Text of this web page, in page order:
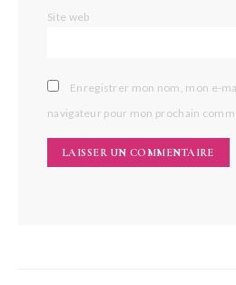
Site web
Enregistrer mon nom, mon e-
navigateur pour mon prochain